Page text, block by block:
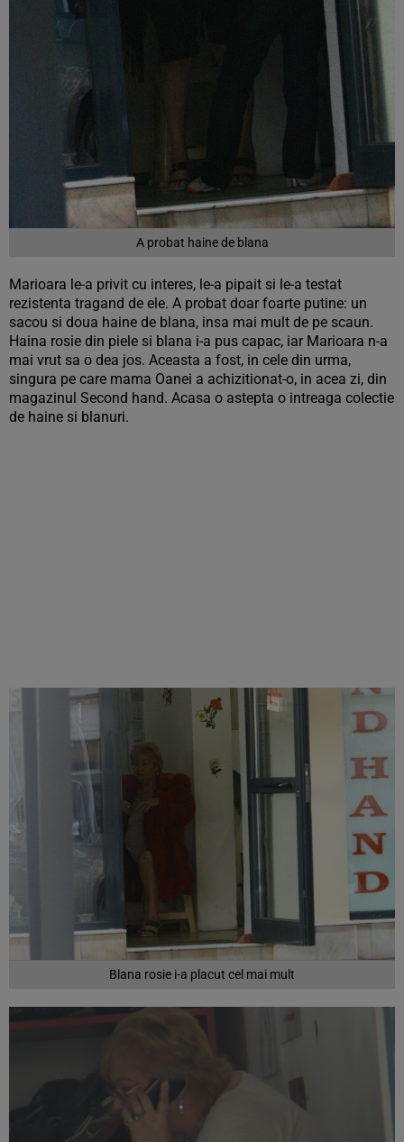
A probat haine de blana
Marioara le-a privit cu interes, le-a pipait si le-a testat
rezistenta tragand de ele. A probat doar foarte putine: un
sacou si doua haine de blana, insa mai mult de pe scaun.
Haina rosie din piele si blana i-a pus capac, iar Marioara n-a
mai vrut sa o dea jos. Aceasta a fost, in cele din urma,
singura pe care mama Oanei a achizitionat-o, in acea zi, din
magazinul Second hand. Acasa o astepta o intreaga colectie
de haine si blanuri.
Blana rosie i-a placut cel mai mult